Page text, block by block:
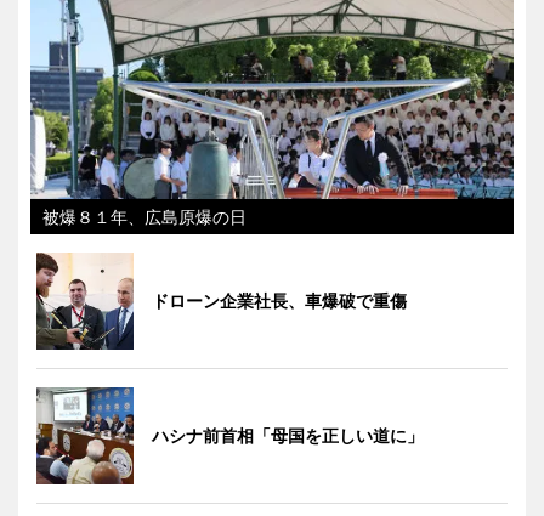
被爆８１年、広島原爆の日
ドローン企業社長、車爆破で重傷
ハシナ前首相「母国を正しい道に」